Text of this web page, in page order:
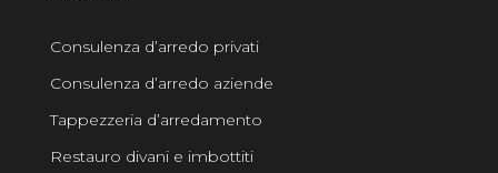
Consulenza d’arredo privati
Consulenza d’arredo aziende
Tappezzeria d’arredamento
Restauro divani e imbottiti